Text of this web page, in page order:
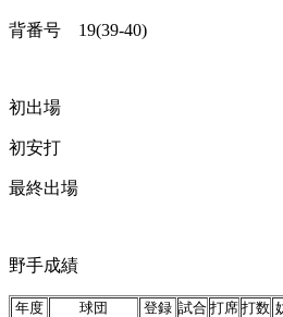
背番号 19(39-40)
初出場
初安打
最終出場
野手成績
年度 球団 登録 試合 打席 打数